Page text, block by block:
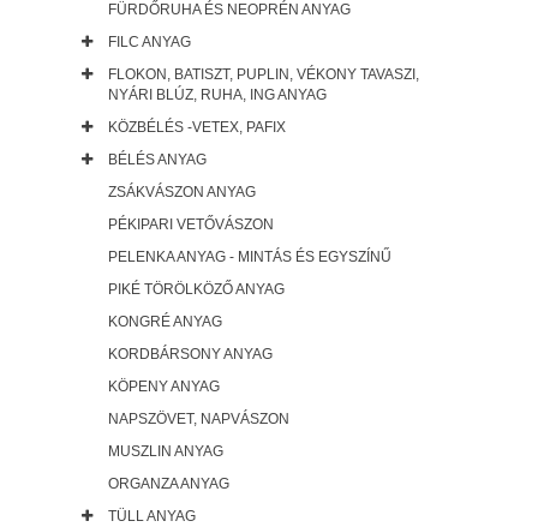
FÜRDŐRUHA ÉS NEOPRÉN ANYAG
FILC ANYAG
FLOKON, BATISZT, PUPLIN, VÉKONY TAVASZI,
NYÁRI BLÚZ, RUHA, ING ANYAG
KÖZBÉLÉS -VETEX, PAFIX
BÉLÉS ANYAG
ZSÁKVÁSZON ANYAG
PÉKIPARI VETŐVÁSZON
PELENKA ANYAG - MINTÁS ÉS EGYSZÍNŰ
PIKÉ TÖRÖLKÖZŐ ANYAG
KONGRÉ ANYAG
KORDBÁRSONY ANYAG
KÖPENY ANYAG
NAPSZÖVET, NAPVÁSZON
MUSZLIN ANYAG
ORGANZA ANYAG
TÜLL ANYAG